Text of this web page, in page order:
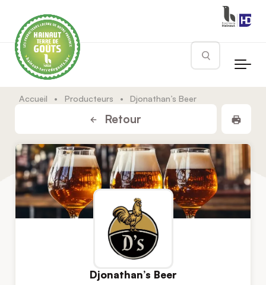
Rechercher
Accueil • Producteurs • Djonathan’s Beer
Retour
Djonathan’s Beer